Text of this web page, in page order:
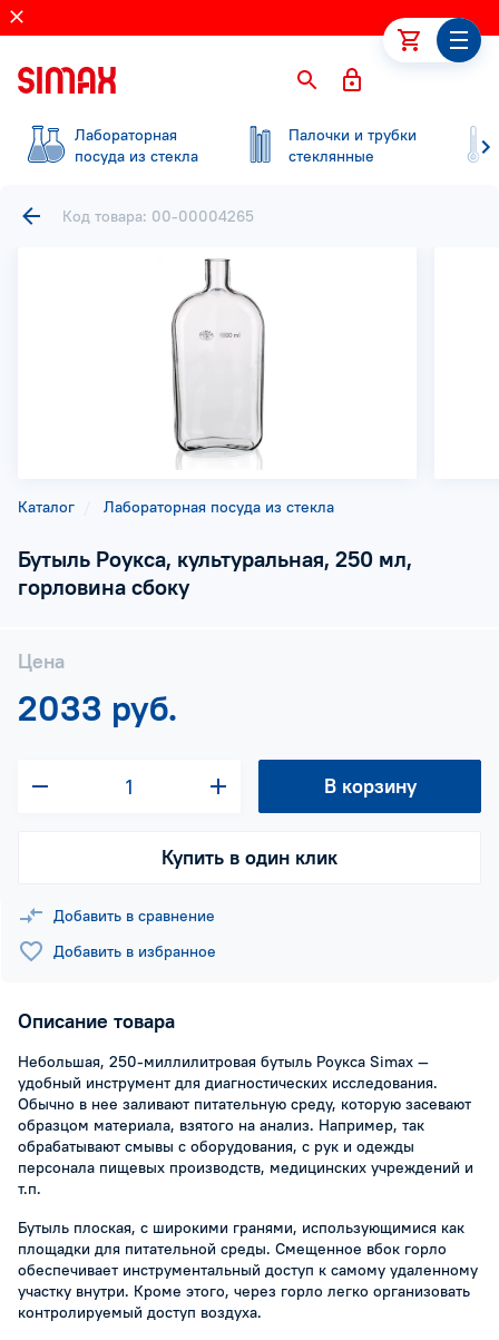
Лабораторная
посуда из стекла
Палочки и трубки
стеклянные
Каталог Лабораторная посуда из стекла
Бутыль Роукса, культуральная, 250 мл,
горловина сбоку
Цена
2033 руб.
В корзину
Купить в один клик
Добавить в сравнение
Добавить в избранное
Описание товара
Небольшая, 250-миллилитровая бутыль Роукса Simax —
удобный инструмент для диагностических исследования.
Обычно в нее заливают питательную среду, которую засевают
образцом материала, взятого на анализ. Например, так
обрабатывают смывы с оборудования, с рук и одежды
персонала пищевых производств, медицинских учреждений и
т.п.
Бутыль плоская, с широкими гранями, использующимися как
площадки для питательной среды. Смещенное вбок горло
обеспечивает инструментальный доступ к самому удаленному
участку внутри. Кроме этого, через горло легко организовать
контролируемый доступ воздуха.
Код товара: 00-00004265